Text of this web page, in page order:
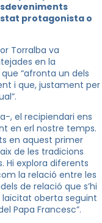
protagonista o
Torralba va
en la
“afronta un dels
i que, justament per
, el recipiendari ens
en erl nostre temps.
en aquest primer
de les tradicions
Hi explora diferents
la relació entre les
de relació que s’hi
laïcitat oberta seguint
Papa Francesc”.